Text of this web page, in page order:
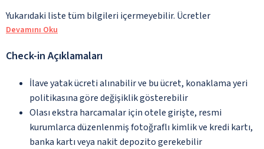
Yukarıdaki liste tüm bilgileri içermeyebilir. Ücretler
Devamını Oku
Check-in Açıklamaları
İlave yatak ücreti alınabilir ve bu ücret, konaklama yeri
politikasına göre değişiklik gösterebilir
Olası ekstra harcamalar için otele girişte, resmi
kurumlarca düzenlenmiş fotoğraflı kimlik ve kredi kartı,
banka kartı veya nakit depozito gerekebilir